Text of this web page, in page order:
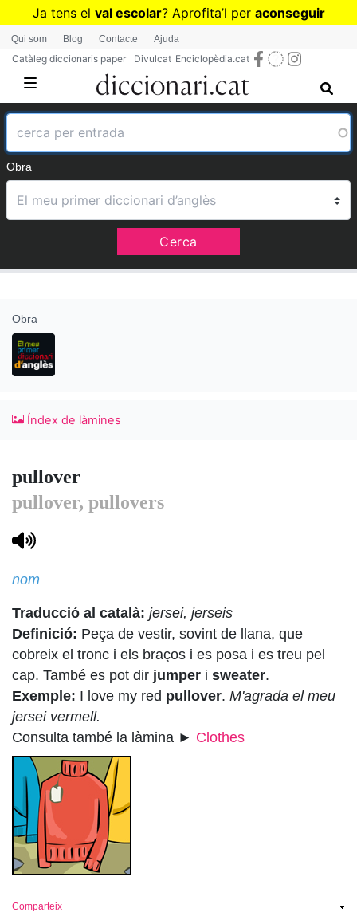
Vés
contingut
Ja tens el val escolar? Aprofita’l per aconseguir
diccionaris per a Primària o Secundària
Qui som Blog Contacte Ajuda
Catàleg diccionaris paper Divulcat Enciclopèdia.cat
Obra
Cerca
pullover
pullover, pullovers
nom
Traducció al català: jersei, jerseis
Definició: Peça de vestir, sovint de llana, que
cobreix el tronc i els braços i es posa i es treu pel
cap. També es pot dir jumper i sweater.
Exemple: I love my red pullover. M'agrada el meu
jersei vermell.
Consulta també la làmina ► Clothes
Obra
Índex de làmines
Comparteix